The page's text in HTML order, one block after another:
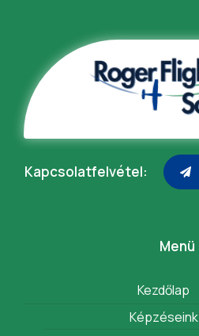
Kapcsolatfelvétel:
Menü
Kezdőlap
Képzéseink